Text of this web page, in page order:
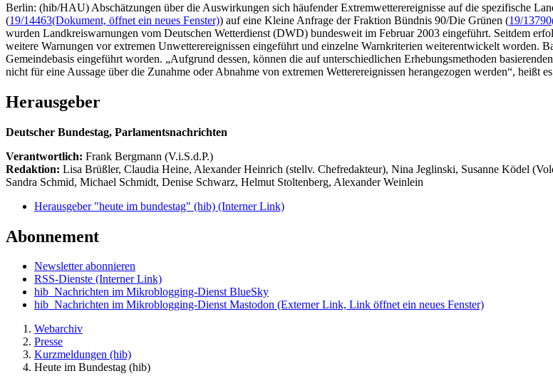
Berlin: (hib/HAU) Abschätzungen über die Auswirkungen sich häufender Extremwetterereignisse auf die spezifische
(19/14463(Dokument, öffnet ein neues Fenster)) auf eine Kleine Anfrage der Fraktion Bündnis 90/Die Grünen (19/13790
wurden Landkreiswarnungen vom Deutschen Wetterdienst (DWD) bundesweit im Februar 2003 eingeführt. Seitdem
weitere Warnungen vor extremen Unwetterereignissen eingeführt und einzelne Warnkriterien weiterentwickelt worden.
Gemeindebasis eingeführt worden. „Aufgrund dessen, können die auf unterschiedlichen Erhebungsmethoden
nicht für eine Aussage über die Zunahme oder Abnahme von extremen Wetterereignissen herangezogen werden“, heißt
Herausgeber
Deutscher Bundestag, Parlamentsnachrichten
Verantwortlich: Frank Bergmann (V.i.S.d.P.)
Redaktion: Lisa Brüßler, Claudia Heine, Alexander Heinrich (stellv. Chefredakteur), Nina Jeglinski, Susanne Ködel
Sandra Schmid, Michael Schmidt, Denise Schwarz, Helmut Stoltenberg, Alexander Weinlein
Herausgeber "heute im bundestag" (hib) (Interner Link)
Abonnement
Newsletter abonnieren
RSS-Dienste (Interner Link)
hib_Nachrichten im Mikroblogging-Dienst BlueSky
hib_Nachrichten im Mikroblogging-Dienst Mastodon (Externer Link, Link öffnet ein neues Fenster)
Webarchiv
Presse
Kurzmeldungen (hib)
Heute im Bundestag (hib)